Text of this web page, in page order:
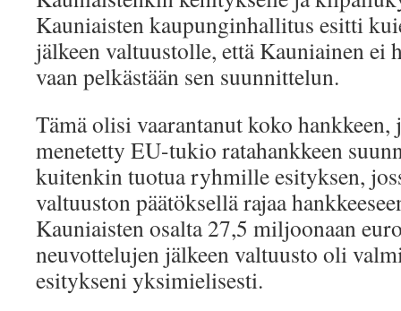
Kauniaisten kaupunginhallitus esitti
jälkeen valtuustolle, että Kauniainen ei
vaan pelkästään sen suunnittelun.
Tämä olisi vaarantanut koko
menetetty EU-tukio ratahankkeen
kuitenkin tuotua ryhmille esityksen,
valtuuston päätöksellä rajaa
Kauniaisten osalta 27,5 miljoonaan
neuvottelujen jälkeen valtuusto oli
esitykseni yksimielisesti.